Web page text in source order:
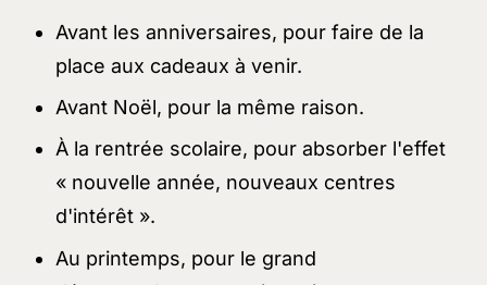
Avant les anniversaires, pour faire de la
place aux cadeaux à venir.
Avant Noël, pour la même raison.
À la rentrée scolaire, pour absorber l'effet
« nouvelle année, nouveaux centres
d'intérêt ».
Au printemps, pour le grand